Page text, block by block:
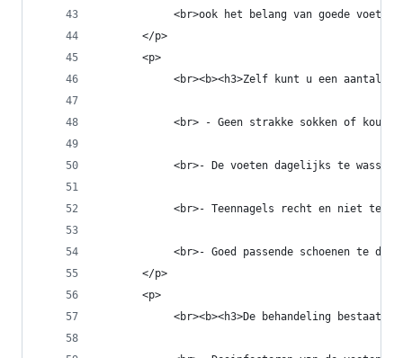
<br>ook het belang van goede
       </p>
       <p>
<br><b><h3>Zelf kunt u een aantal
<br> - Geen strakke sokken of
<br>- De voeten dagelijks te
<br>- Teennagels recht en niet te
<br>- Goed passende schoenen te
       </p>
       <p>
<br><b><h3>De behandeling bestaat